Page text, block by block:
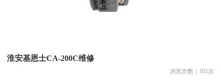
淮安基恩士CA-200C维修
浏览次数： 101 次